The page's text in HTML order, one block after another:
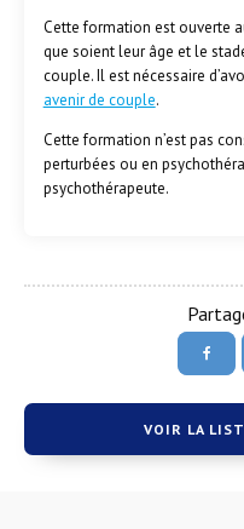
Cette formation est ouverte
que soient leur âge et le
couple. Il est nécessaire
avenir de couple.
Cette formation n’est pas
perturbées ou en
psychothérapeute.
VOIR LA